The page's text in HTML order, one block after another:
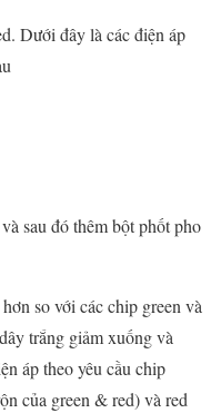
Dưới đây là các điện áp
sau đó thêm bột phốt pho
so với các chip green và
trắng giảm xuống và
áp theo yêu cầu chip
của green & red) và red